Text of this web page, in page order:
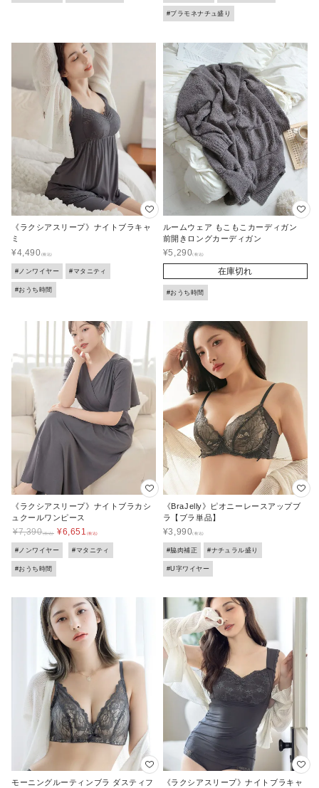
#ブラモネナチュ盛り
《ラクシアスリープ》ナイトブラキャ
ミ
¥4,490
#ノンワイヤー #マタニティ
#おうち時間
ルームウェア もこもこカーディガン
前開きロングカーディガン
¥5,290
在庫切れ
#おうち時間
《ラクシアスリープ》ナイトブラカシ
ュクールワンピース
¥7,390 ¥6,651
#ノンワイヤー #マタニティ
#おうち時間
《BraJelly》ピオニーレースアップブ
ラ【ブラ単品】
¥3,990
#脇肉補正 #ナチュラル盛り
#U字ワイヤー
モーニングルーティンブラ ダスティフ
《ラクシアスリープ》ナイトブラキャ